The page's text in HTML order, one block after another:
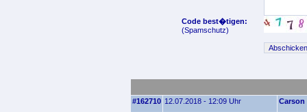
Code best�tigen:
(Spamschutz)
#162710 12.07.2018 - 12:09 Uhr Carson